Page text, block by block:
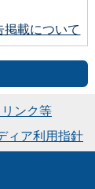
掲載について
ンク等
ィア利用指針